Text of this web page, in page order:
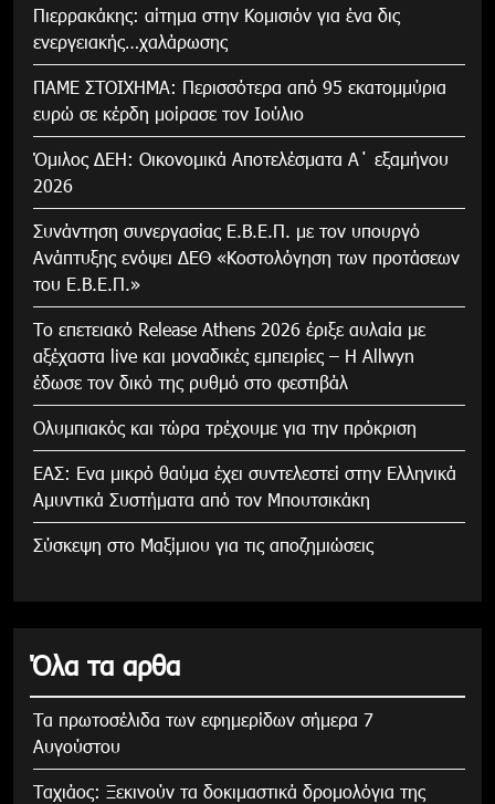
Πιερρακάκης: αίτημα στην Κομισιόν για ένα δις
ενεργειακής…χαλάρωσης
ΠΑΜΕ ΣΤΟΙΧΗΜΑ: Περισσότερα από 95 εκατομμύρια
ευρώ σε κέρδη μοίρασε τον Ιούλιο
Όμιλος ΔΕΗ: Οικονομικά Αποτελέσματα Α΄ εξαμήνου
2026
Συνάντηση συνεργασίας Ε.Β.Ε.Π. με τον υπουργό
Ανάπτυξης ενόψει ΔΕΘ «Κοστολόγηση των προτάσεων
του Ε.Β.Ε.Π.»
Το επετειακό Release Athens 2026 έριξε αυλαία με
αξέχαστα live και μοναδικές εμπειρίες – Η Allwyn
έδωσε τον δικό της ρυθμό στο φεστιβάλ
Ολυμπιακός και τώρα τρέχουμε για την πρόκριση
ΕΑΣ: Ενα μικρό θαύμα έχει συντελεστεί στην Ελληνικά
Αμυντικά Συστήματα από τον Μπουτσικάκη
Σύσκεψη στο Μαξίμιου για τις αποζημιώσεις
Όλα τα αρθα
Τα πρωτοσέλιδα των εφημερίδων σήμερα 7
Αυγούστου
Tαχιάος: Ξεκινούν τα δοκιμαστικά δρομολόγια της